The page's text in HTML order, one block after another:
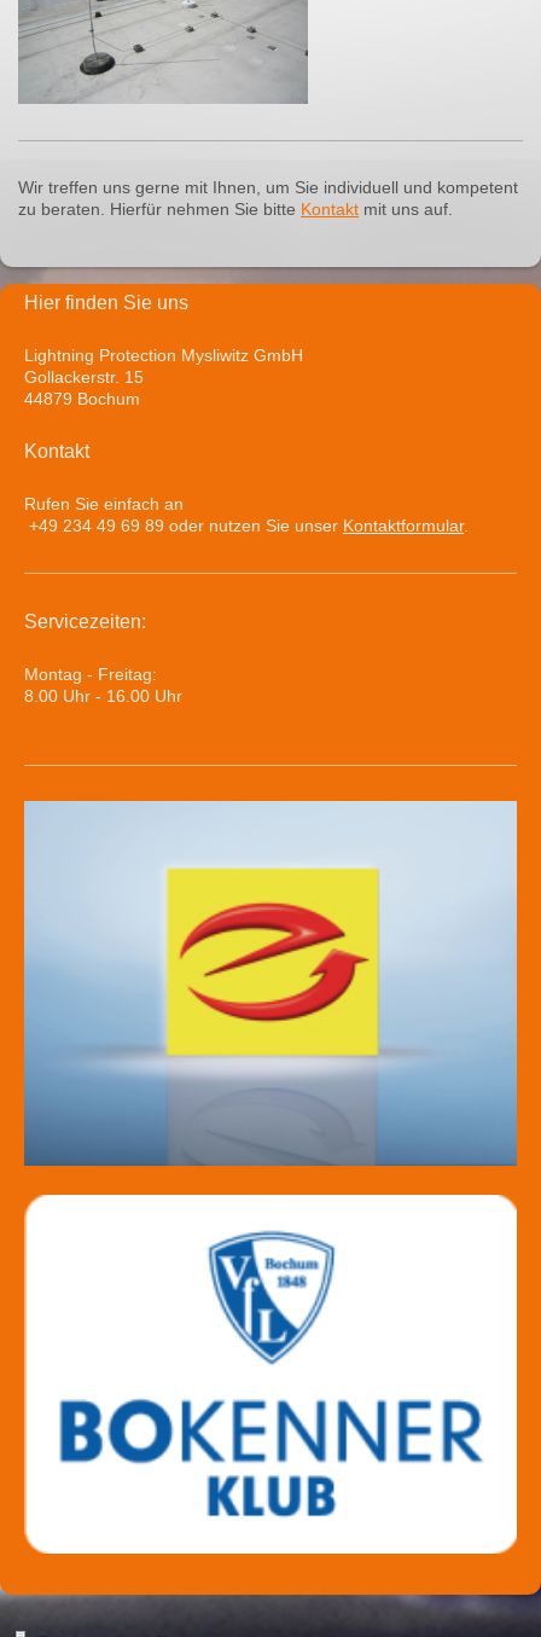
Wir treffen uns gerne mit Ihnen, um Sie individuell und kompetent
zu beraten. Hierfür nehmen Sie bitte Kontakt mit uns auf.
Hier finden Sie uns
Lightning Protection Mysliwitz GmbH
Gollackerstr. 15
44879 Bochum
Kontakt
Rufen Sie einfach an
+49 234 49 69 89 oder nutzen Sie unser Kontaktformular.
Servicezeiten:
Montag - Freitag:
8.00 Uhr - 16.00 Uhr